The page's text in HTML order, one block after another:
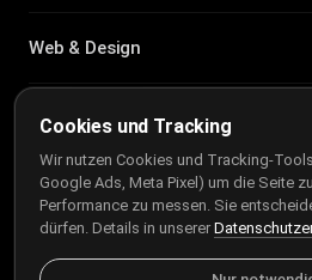
Web & Design
Städteseiten
Tool-Vergleiche & Tests
Branchen
Cookies und Tracking
Wir nutzen Cookies und Tracking-
Google Ads, Meta Pixel) um die Seite
Performance zu messen. Sie
dürfen. Details in unserer